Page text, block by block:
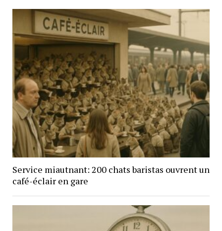
Service miautnant: 200 chats baristas ouvrent un
café-éclair en gare